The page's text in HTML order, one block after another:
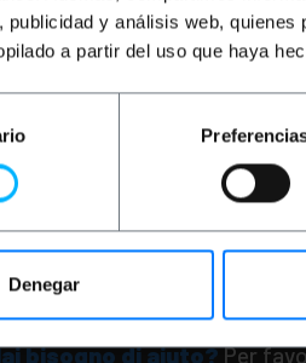
publicidad y análisis web,
a partir del uso que haya
Denegar
PRIMEMATIKTappetino
scolapiatti in silicone
PVP
6,69
Consegna immediata REF: KT140
bisogno di aiuto?Per